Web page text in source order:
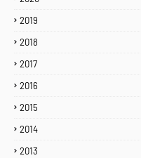
2019
2018
2017
2016
2015
2014
2013